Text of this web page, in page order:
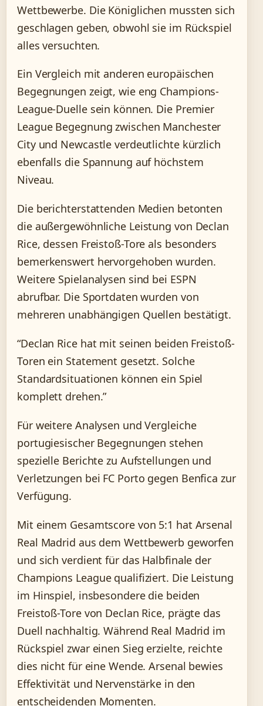
Wettbewerbe. Die Königlichen mussten sich
geschlagen geben, obwohl sie im Rückspiel
alles versuchten.
Ein Vergleich mit anderen europäischen
Begegnungen zeigt, wie eng Champions-
League-Duelle sein können. Die Premier
League Begegnung zwischen Manchester
City und Newcastle verdeutlichte kürzlich
ebenfalls die Spannung auf höchstem
Niveau.
Die berichterstattenden Medien betonten
die außergewöhnliche Leistung von Declan
Rice, dessen Freistoß-Tore als besonders
bemerkenswert hervorgehoben wurden.
Weitere Spielanalysen sind bei ESPN
abrufbar. Die Sportdaten wurden von
mehreren unabhängigen Quellen bestätigt.
“Declan Rice hat mit seinen beiden Freistoß-
Toren ein Statement gesetzt. Solche
Standardsituationen können ein Spiel
komplett drehen.”
Für weitere Analysen und Vergleiche
portugiesischer Begegnungen stehen
spezielle Berichte zu Aufstellungen und
Verletzungen bei FC Porto gegen Benfica zur
Verfügung.
Mit einem Gesamtscore von 5:1 hat Arsenal
Real Madrid aus dem Wettbewerb geworfen
und sich verdient für das Halbfinale der
Champions League qualifiziert. Die Leistung
im Hinspiel, insbesondere die beiden
Freistoß-Tore von Declan Rice, prägte das
Duell nachhaltig. Während Real Madrid im
Rückspiel zwar einen Sieg erzielte, reichte
dies nicht für eine Wende. Arsenal bewies
Effektivität und Nervenstärke in den
entscheidenden Momenten.